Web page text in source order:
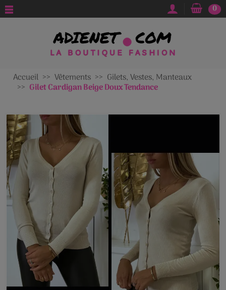
0
Accueil Vêtements Gilets, Vestes, Manteaux
Gilet Cardigan Beige Doux Tendance